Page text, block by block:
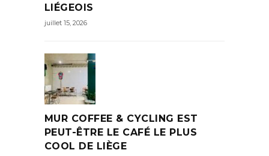
LIÉGEOIS
juillet 15, 2026
MUR COFFEE & CYCLING EST
PEUT-ÊTRE LE CAFÉ LE PLUS
COOL DE LIÈGE